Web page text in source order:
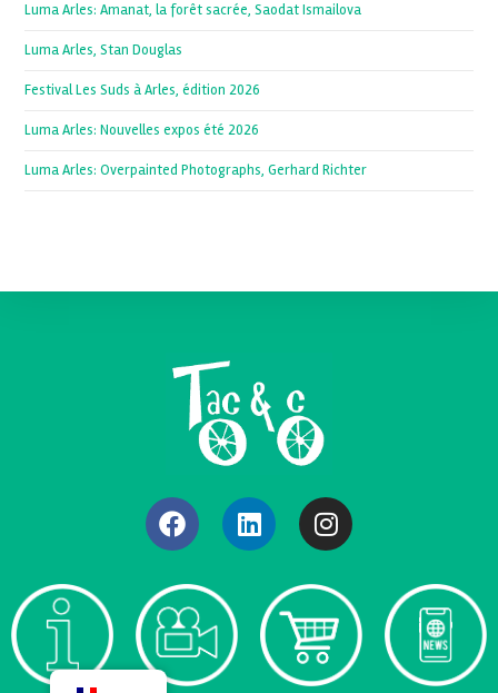
Luma Arles: Amanat, la forêt sacrée, Saodat Ismailova
Luma Arles, Stan Douglas
Festival Les Suds à Arles, édition 2026
Luma Arles: Nouvelles expos été 2026
Luma Arles: Overpainted Photographs, Gerhard Richter